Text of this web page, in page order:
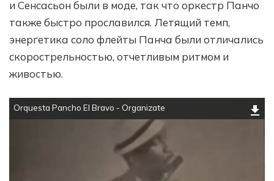
и Сенсасьон были в моде, так что оркестр Панчо
также быстро прославился. Летящий темп,
энергетика соло флейты Панча были отличались
скорострельностью, отчетливым ритмом и
живостью.
Orquesta Pancho El Bravo - Organizate